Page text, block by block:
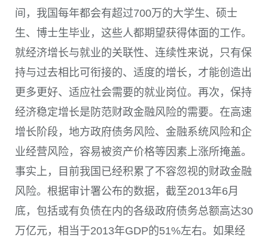
间，我国每年都会有超过700万的大学生、硕士
生、博士生毕业，这些人都期望获得体面的工作。
就经济增长与就业的关联性、连续性来说，只有保
持与过去相比可衔接的、适度的增长，才能创造出
更多更好、适应社会需要的就业岗位。再次，保持
经济稳定增长是防范财政金融风险的需要。在高速
增长阶段，地方政府债务风险、金融系统风险和企
业经营风险，容易被资产价格等因素上涨所掩盖。
事实上，目前我国已经积累了不容忽视的财政金融
风险。根据审计署公布的数据，截至2013年6月
底，包括或有负债在内的各级政府债务总额高达30
万亿元，相当于2013年GDP的51%左右。如果经